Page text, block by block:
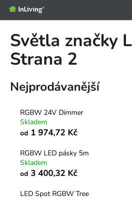
Přejít
obsah
Světla značky
Strana 2
Nejprodávanější
RGBW 24V Dimmer
Skladem
od 1 974,72 Kč
RGBW LED pásky 5m
Skladem
od 3 400,32 Kč
LED Spot RGBW Tree
o
C
o
p
o